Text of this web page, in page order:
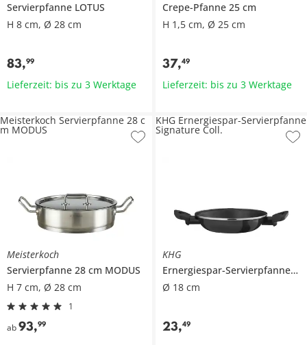
Servierpfanne LOTUS
H 8 cm, Ø 28 cm
83,99
Lieferzeit: bis zu 3 Werktage
Crepe-Pfanne 25 cm
H 1,5 cm, Ø 25 cm
37,49
Lieferzeit: bis zu 3 Werktage
Meisterkoch
Servierpfanne 28 cm MODUS
H 7 cm, Ø 28 cm
1
ab93,99
Meisterkoch Servierpfanne 28 c
m MODUS
KHG
Ernergiespar-Servierpfanne
Ø 18 cm
23,49
KHG Ernergiespar-Servierpfanne
Signature Coll.